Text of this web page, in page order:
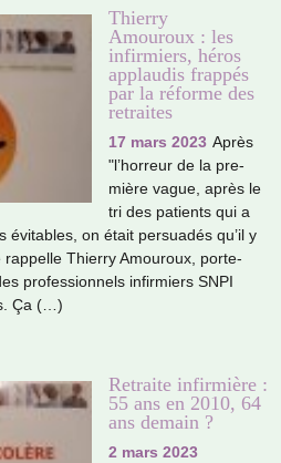
Thierry
Amouroux : les
infirmiers, héros
applaudis frappés
par la réforme des
retraites
17 mars 2023 Après
"l’hor­reur de la pre­
mière vague, après le
tri des patients qui a
on était per­sua­dés qu’il y
Thierry Amouroux, porte-
pro­fes­sion­nels infir­miers SNPI
Ça (…)
Retraite infirmière :
55 ans en 2010, 64
ans demain ?
2 mars 2023